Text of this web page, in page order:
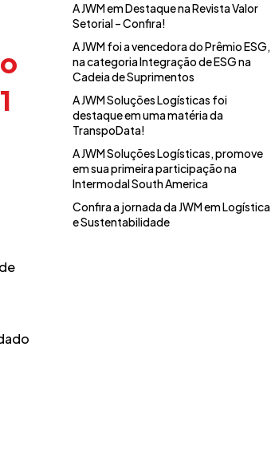
A JWM em Destaque na Revista Valor
Setorial – Confira!
A JWM foi a vencedora do Prêmio ESG,
na categoria Integração de ESG na
Cadeia de Suprimentos
A JWM Soluções Logísticas foi
destaque em uma matéria da
TranspoData!
A JWM Soluções Logísticas, promove
em sua primeira participação na
Intermodal South America
Confira a jornada da JWM em Logística
e Sustentabilidade